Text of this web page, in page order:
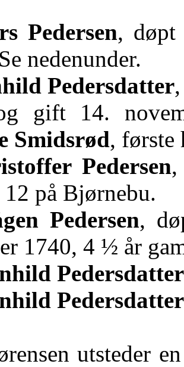
Pedersen, døpt
nedenunder.
Pedersdatter
gift 14.
Smidsrød, første
Pedersen
på Bjørnebu.
Pedersen,
1740, 4 ½ år
Pedersdatter
Pedersdatter
utsteder